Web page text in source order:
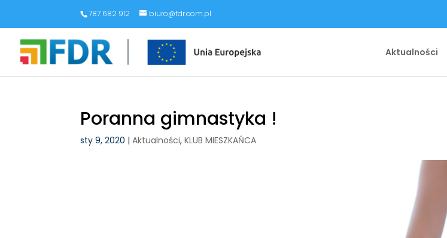
787 682 912 biuro@fdr.com.pl
Aktualności
Poranna gimnastyka !
sty 9, 2020 |Aktualności,KLUB MIESZKAŃCA